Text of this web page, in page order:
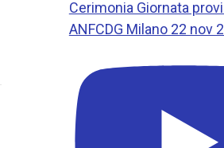
Cerimonia Giornata
ANFCDG Milano 22 nov